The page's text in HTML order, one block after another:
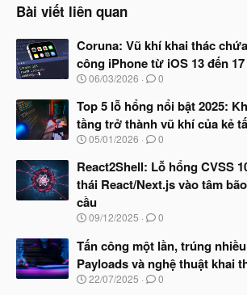
Bài viết liên quan
Coruna: Vũ khí khai thác
công iPhone từ iOS 13 đến 17
N
à
y
b
ắ
đ
ầ
u
06/03/2026 0
Top 5 lỗ hổng nổi bật 2025:
tầng trở thành vũ khí của kẻ
N
à
b
ắ
t
ầ
u
05/01/2026 0
React2Shell: Lỗ hổng CVSS
thái React/Next.js vào tâm
cầu
N
à
b
ắ
09/12/2025 0
Tấn công một lần, trúng
Payloads và nghệ thuật khai
N
22/07/2025 0